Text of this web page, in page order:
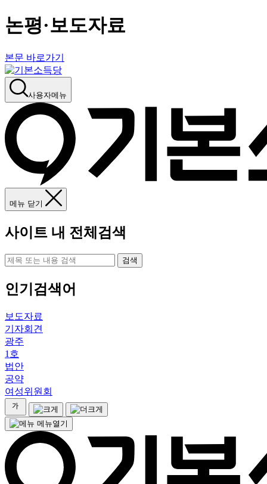
논평·보도자료
본문 바로가기
사용자메뉴
메뉴 닫기
사이트 내 전체검색
검색
인기검색어
보도자료
기자회견
광주
1호
법안
공약
여성위원회
메뉴열기